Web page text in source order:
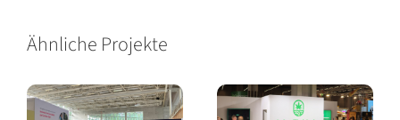
Ähnliche Projekte